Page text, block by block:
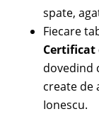
spate,
Fiecare
dovedind
create de
Ionescu.